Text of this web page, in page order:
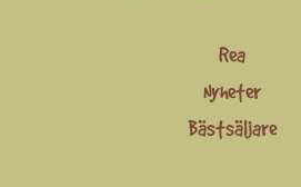
Rea
Nyheter
Bästsäljare